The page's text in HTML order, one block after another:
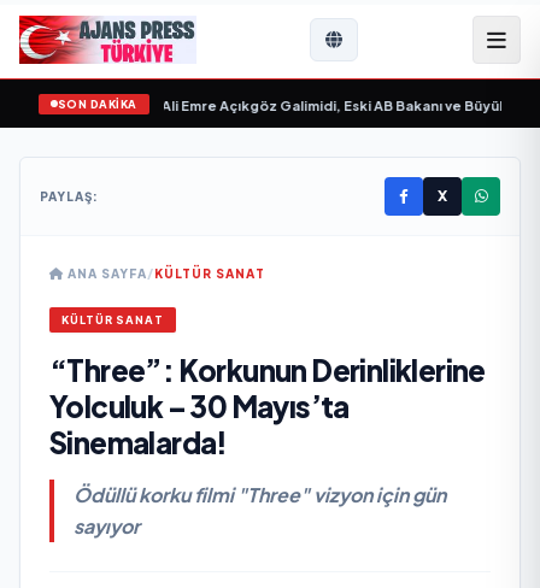
SON DAKİKA
“ yayımlandı• Ali Emre Açıkgöz Galimidi, Eski AB Bakanı ve Büyükelçi
PAYLAŞ: X
ANA SAYFA/KÜLTÜR SANAT
KÜLTÜR SANAT
“Three”: Korkunun Derinliklerine
Yolculuk – 30 Mayıs’ta
Sinemalarda!
Ödüllü korku filmi "Three" vizyon için gün
sayıyor